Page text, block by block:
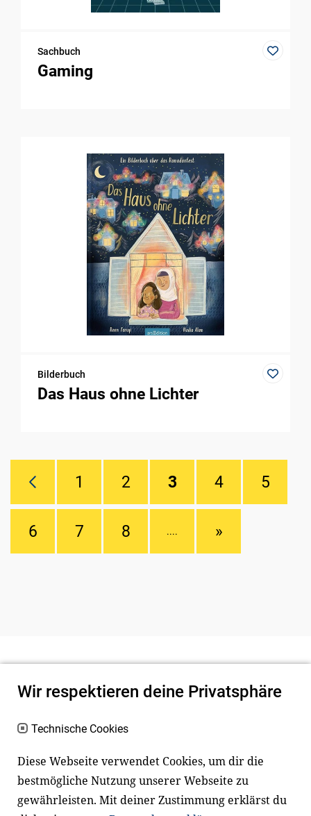
Sachbuch
Gaming
Bilderbuch
Das Haus ohne Lichter
1 2 3 4 5
6 7 8 .... »
Newsletter Instagram
Wir respektieren deine Privatsphäre
Technische Cookies
Diese Webseite verwendet Cookies, um dir die
bestmögliche Nutzung unserer Webseite zu
gewährleisten. Mit deiner Zustimmung erklärst du